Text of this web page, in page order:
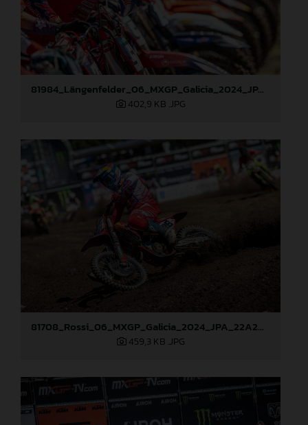
81984_Längenfelder_06_MXGP_Galicia_2024_JPA_22A5695
402,9 KB .JPG
81708_Rossi_06_MXGP_Galicia_2024_JPA_22A2097
459,3 KB .JPG